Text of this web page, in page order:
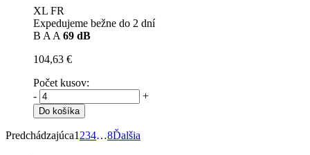
XL FR
Expedujeme bežne do 2 dní
B A A 69 dB
104,63 €
Počet kusov:
-
+
Do košíka
Predchádzajúca1 234…8Ďalšia